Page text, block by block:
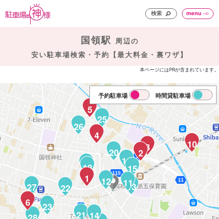
検索 menu
国領駅
周辺の
安い駐車場検索・予約【最大料金・裏ワザ】
本ページにはPRが含まれています。
27
26
25
23
22
21
20
19
18
16
15
14
13
12 11
10
6
5
4
3
2
1
予約駐車場 時間貸駐車場